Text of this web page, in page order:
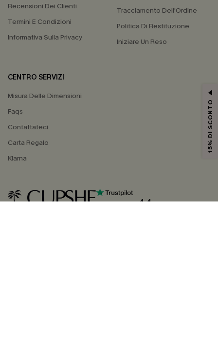
Recensioni Dei Clienti
Termini E Condizioni
Informativa Sulla Privacy
Tracciamento Dell'Ordine
Politica Di Restituzione
Iniziare Un Reso
CENTRO SERVIZI
Misura Delle Dimensioni
Faqs
Contattateci
Carta Regalo
Klarna
4.4
15% DI SCONTO